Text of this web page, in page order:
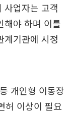
사업자는 고객
해야 하며 이를
계기관에 시정
개인형 이동장
허 이상이 필요